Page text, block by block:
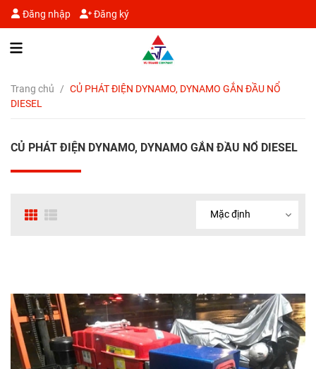
Đăng nhập Đăng ký
Trang chủ / CỦ PHÁT ĐIỆN DYNAMO, DYNAMO GẮN ĐẦU NỔ
DIESEL
CỦ PHÁT ĐIỆN DYNAMO, DYNAMO GẮN ĐẦU NỔ DIESEL